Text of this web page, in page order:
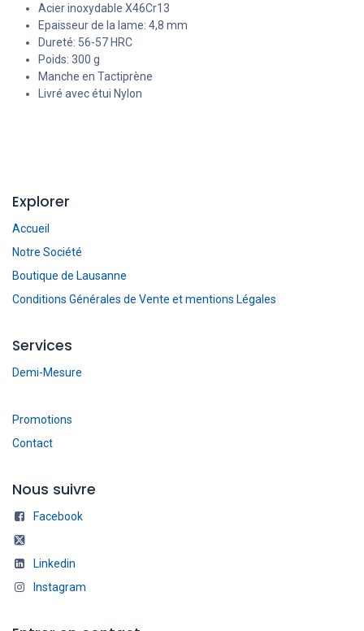
Acier inoxydable X46Cr13
Epaisseur de la lame: 4,8 mm
Dureté: 56-57 HRC
Poids: 300 g
Manche en Tactiprène
Livré avec étui Nylon
Explorer
Accueil
Notre Société
Boutique de Lausanne
Conditions Générales de Vente et mentions Légales
Services
Demi-Mesure
Promotions
Contact
Nous suivre
Facebook
Linkedin
Instagram